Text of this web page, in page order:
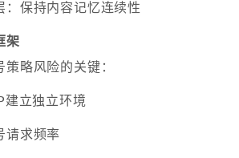
：保持内容记忆连续性
架
策略风险的关键：
建立独立环境
请求频率